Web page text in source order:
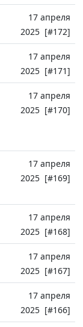
17 апреля
2025 [#172]
17 апреля
2025 [#171]
17 апреля
2025 [#170]
17 апреля
2025 [#169]
17 апреля
2025 [#168]
17 апреля
2025 [#167]
17 апреля
2025 [#166]